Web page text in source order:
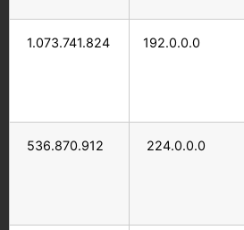
1.073.741.824 192.0.0.0
536.870.912 224.0.0.0